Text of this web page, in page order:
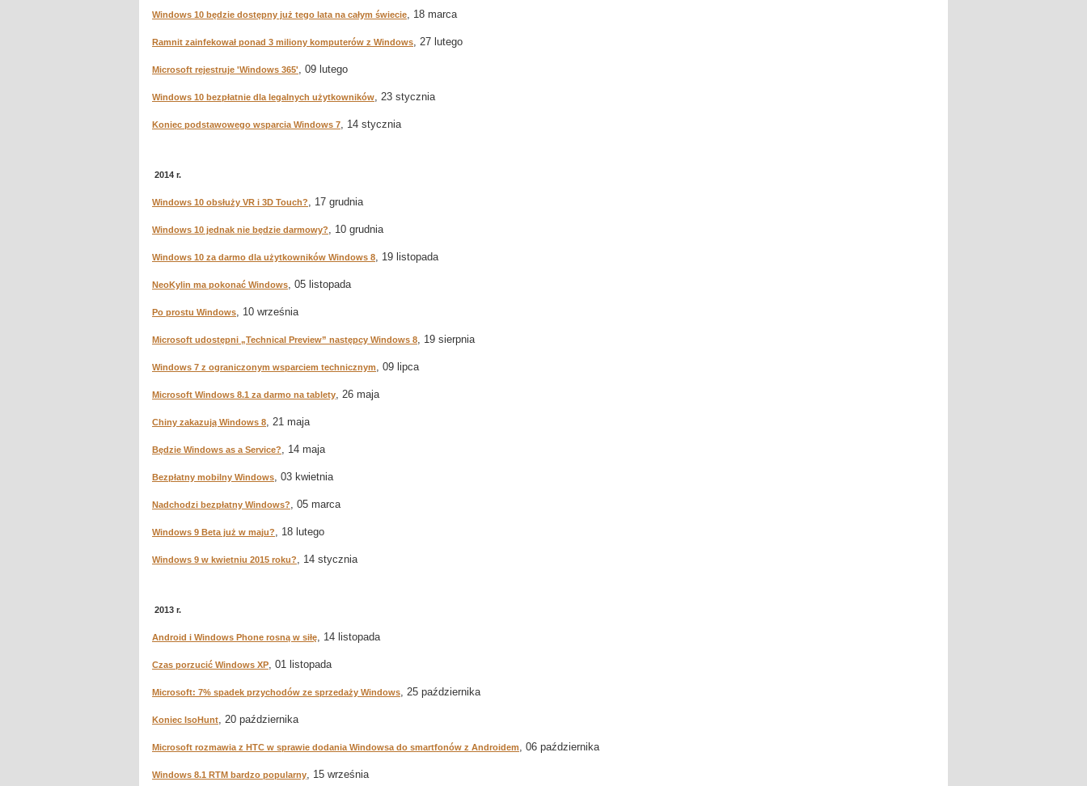
Windows 10 będzie dostępny już tego lata na całym świecie, 18 marca
Ramnit zainfekował ponad 3 miliony komputerów z Windows, 27 lutego
Microsoft rejestruje 'Windows 365', 09 lutego
Windows 10 bezpłatnie dla legalnych użytkowników, 23 stycznia
Koniec podstawowego wsparcia Windows 7, 14 stycznia
2014 r.
Windows 10 obsłuży VR i 3D Touch?, 17 grudnia
Windows 10 jednak nie będzie darmowy?, 10 grudnia
Windows 10 za darmo dla użytkowników Windows 8, 19 listopada
NeoKylin ma pokonać Windows, 05 listopada
Po prostu Windows, 10 września
Microsoft udostępni „Technical Preview” następcy Windows 8, 19 sierpnia
Windows 7 z ograniczonym wsparciem technicznym, 09 lipca
Microsoft Windows 8.1 za darmo na tablety, 26 maja
Chiny zakazują Windows 8, 21 maja
Będzie Windows as a Service?, 14 maja
Bezpłatny mobilny Windows, 03 kwietnia
Nadchodzi bezpłatny Windows?, 05 marca
Windows 9 Beta już w maju?, 18 lutego
Windows 9 w kwietniu 2015 roku?, 14 stycznia
2013 r.
Android i Windows Phone rosną w siłę, 14 listopada
Czas porzucić Windows XP, 01 listopada
Microsoft: 7% spadek przychodów ze sprzedaży Windows, 25 października
Koniec IsoHunt, 20 października
Microsoft rozmawia z HTC w sprawie dodania Windowsa do smartfonów z Androidem, 06 października
Windows 8.1 RTM bardzo popularny, 15 września